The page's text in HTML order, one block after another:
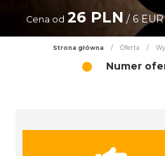
Cena od 26 PLN / 6 EUR
Strona główna / Oferta /
Numer